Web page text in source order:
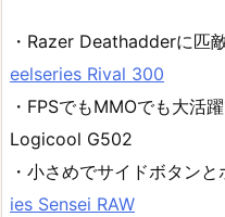
・Razer Deathadderに匹
eelseries Rival 300
・FPSでもMMOでも大活
Logicool G502
・小さめでサイドボタン
ies Sensei RAW